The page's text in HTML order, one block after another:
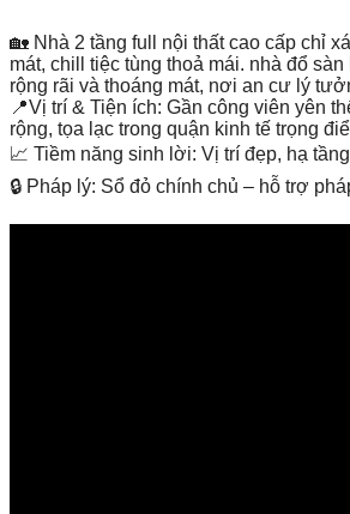
🏡 Nhà 2 tầng full nội thất cao cấp chỉ
mát, chill tiệc tùng thoả mái. nhà đổ
rộng rãi và thoáng mát, nơi an cư lý
📍Vị trí & Tiện ích: Gần công viên yên
rộng, tọa lạc trong quận kinh tế trọng
📈 Tiềm năng sinh lời: Vị trí đẹp, hạ
🔒 Pháp lý: Sổ đỏ chính chủ – hỗ trợ